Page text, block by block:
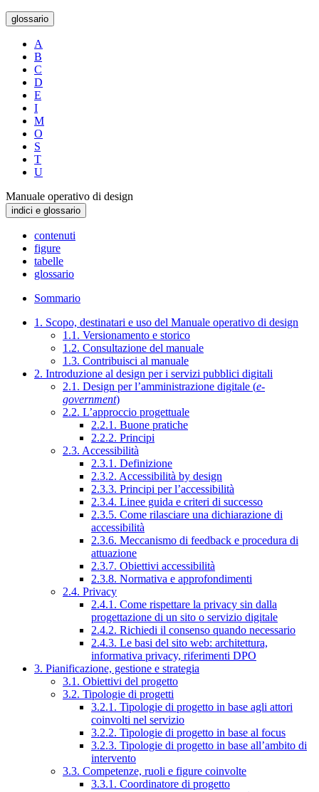
glossario
A
B
C
D
E
I
M
O
S
T
U
Manuale operativo di design
indici e glossario
contenuti
figure
tabelle
glossario
Sommario
1. Scopo, destinatari e uso del Manuale operativo di design
1.1. Versionamento e storico
1.2. Consultazione del manuale
1.3. Contribuisci al manuale
2. Introduzione al design per i servizi pubblici digitali
2.1. Design per l’amministrazione digitale (e-
government)
2.2. L’approccio progettuale
2.2.1. Buone pratiche
2.2.2. Principi
2.3. Accessibilità
2.3.1. Definizione
2.3.2. Accessibilità by design
2.3.3. Principi per l’accessibilità
2.3.4. Linee guida e criteri di successo
2.3.5. Come rilasciare una dichiarazione di
accessibilità
2.3.6. Meccanismo di feedback e procedura di
attuazione
2.3.7. Obiettivi accessibilità
2.3.8. Normativa e approfondimenti
2.4. Privacy
2.4.1. Come rispettare la privacy sin dalla
progettazione di un sito o servizio digitale
2.4.2. Richiedi il consenso quando necessario
2.4.3. Le basi del sito web: architettura,
informativa privacy, riferimenti DPO
3. Pianificazione, gestione e strategia
3.1. Obiettivi del progetto
3.2. Tipologie di progetti
3.2.1. Tipologie di progetto in base agli attori
coinvolti nel servizio
3.2.2. Tipologie di progetto in base al focus
3.2.3. Tipologie di progetto in base all’ambito di
intervento
3.3. Competenze, ruoli e figure coinvolte
3.3.1. Coordinatore di progetto